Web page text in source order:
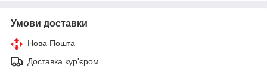
Умови доставки
Нова Пошта
Доставка кур'єром